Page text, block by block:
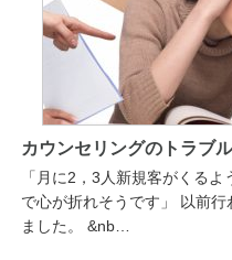
カウンセリングのトラブ
「月に2，3人新規客がくる
で心が折れそうです」 以前
ました。 &nb…